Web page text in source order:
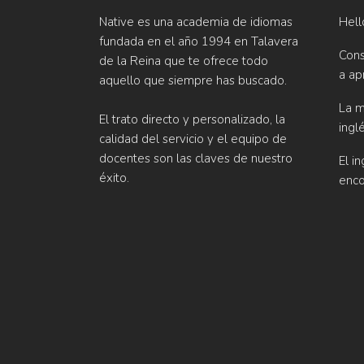
Native es una academia de idiomas
fundada en el año 1994 en Talavera
de la Reina que te ofrece todo
aquello que siempre has buscado.
El trato directo y personalizado, la
calidad del servicio y el equipo de
docentes son las claves de nuestro
éxito.
a
La
El